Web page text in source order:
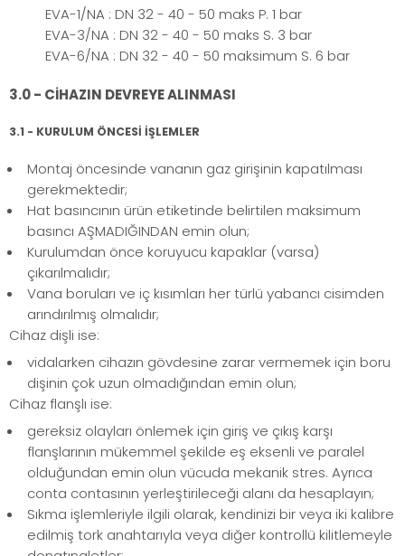
EVA-1/NA : DN 32 - 40 - 50 maks P. 1 bar
EVA-3/NA : DN 32 - 40 - 50 maks S. 3 bar
EVA-6/NA : DN 32 - 40 - 50 maksimum S. 6 bar
3.0 - CİHAZIN DEVREYE ALINMASI
3.1 - KURULUM ÖNCESİ İŞLEMLER
Montaj öncesinde vananın gaz girişinin kapatılması
gerekmektedir;
Hat basıncının ürün etiketinde belirtilen maksimum
basıncı AŞMADIĞINDAN emin olun;
Kurulumdan önce koruyucu kapaklar (varsa)
çıkarılmalıdır;
Vana boruları ve iç kısımları her türlü yabancı cisimden
arındırılmış olmalıdır;
Cihaz dişli ise:
vidalarken cihazın gövdesine zarar vermemek için boru
dişinin çok uzun olmadığından emin olun;
Cihaz flanşlı ise:
gereksiz olayları önlemek için giriş ve çıkış karşı
flanşlarının mükemmel şekilde eş eksenli ve paralel
olduğundan emin olun vücuda mekanik stres. Ayrıca
conta contasının yerleştirileceği alanı da hesaplayın;
Sıkma işlemleriyle ilgili olarak, kendinizi bir veya iki kalibre
edilmiş tork anahtarıyla veya diğer kontrollü kilitlemeyle